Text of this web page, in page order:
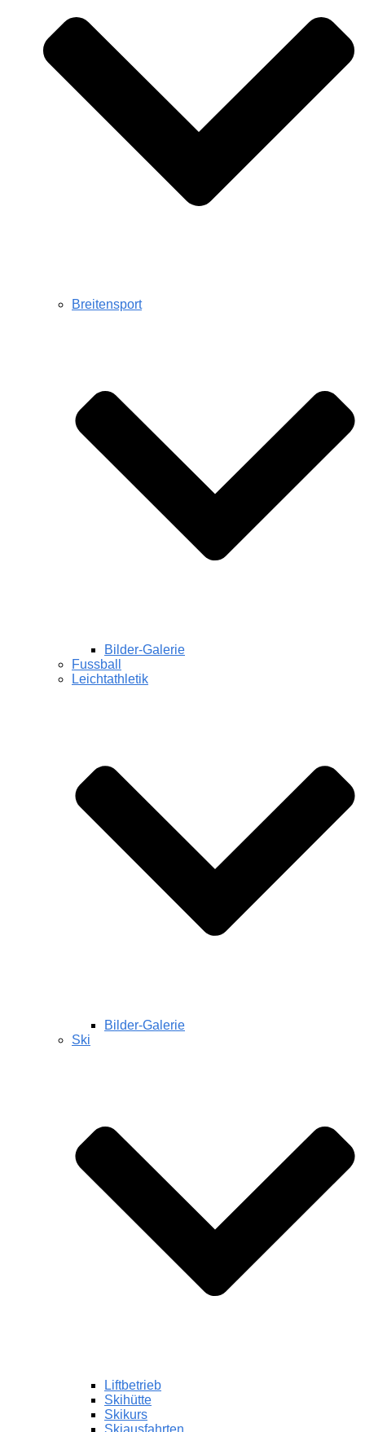
Breitensport
Bilder-Galerie
Fussball
Leichtathletik
Bilder-Galerie
Ski
Liftbetrieb
Skihütte
Skikurs
Skiausfahrten